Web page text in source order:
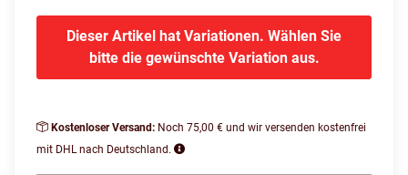
Dieser Artikel hat Variationen. Wählen Sie
bitte die gewünschte Variation aus.
Kostenloser Versand: Noch 75,00 € und wir versenden kostenfrei
mit DHL nach Deutschland.